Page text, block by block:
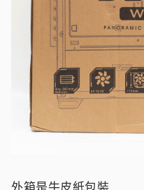
外箱是牛皮紙包裝